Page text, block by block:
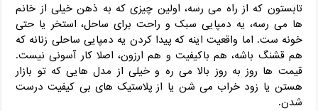
تابستون که از راه می ‌رسه، اولین چیزی که به ذهن خیلی از خانم‌
ها می ‌رسه، یه دمپایی سبک و راحت برای ساحل، استخر یا حتی
خونه‌ ست. اما واقعیت اینه که پیدا کردن یه دمپایی ساحلی زنانه که
هم قشنگ باشه، هم باکیفیت و هم ارزون، اصلا کار آسونی نیست.
قیمت‌ ها روز به‌ روز بالا می ‌ره و خیلی از مدل‌ هایی که تو بازار
هستن یا زود خراب می ‌شن یا از پلاستیک ‌های بی‌ کیفیت درست
شدن.